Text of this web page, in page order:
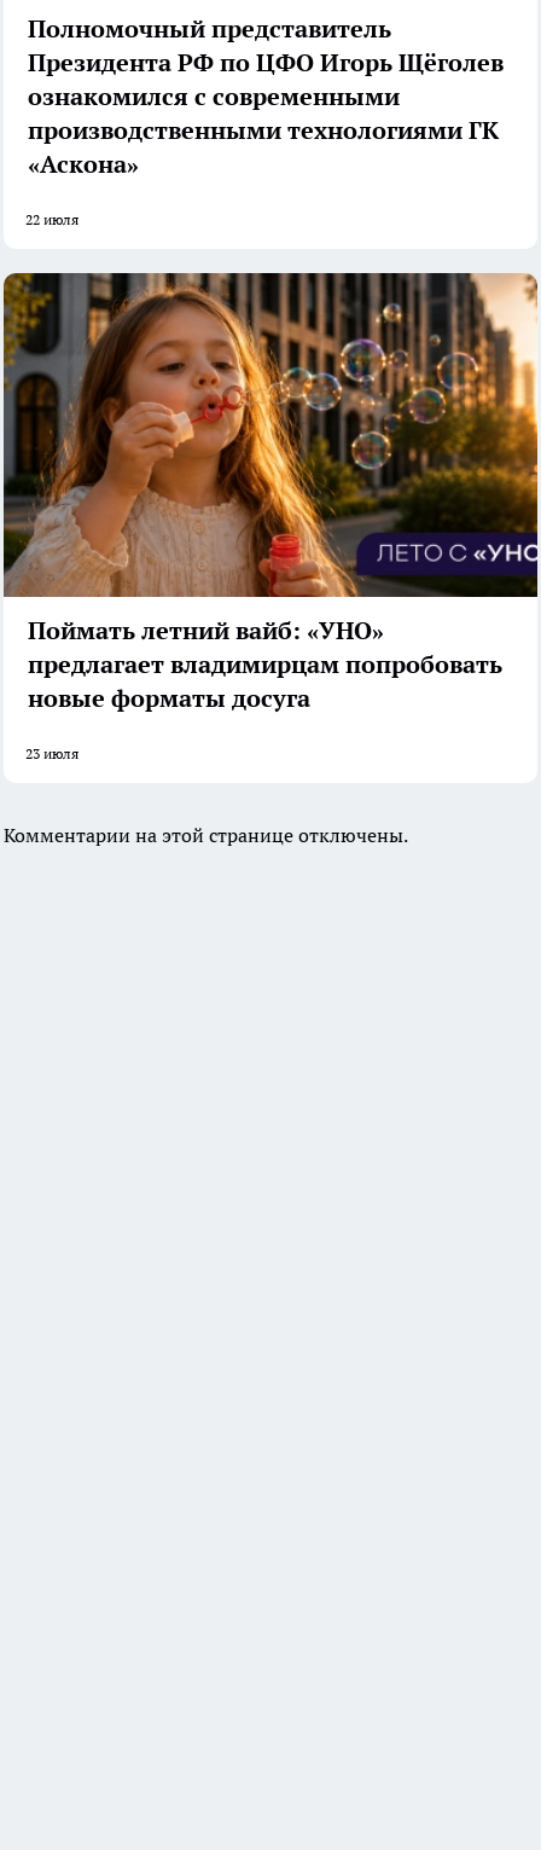
Полномочный представитель
Президента РФ по ЦФО Игорь Щёголев
ознакомился с современными
производственными технологиями ГК
«Аскона»
22 июля
Поймать летний вайб: «УНО»
предлагает владимирцам попробовать
новые форматы досуга
23 июля
Комментарии на этой странице отключены.